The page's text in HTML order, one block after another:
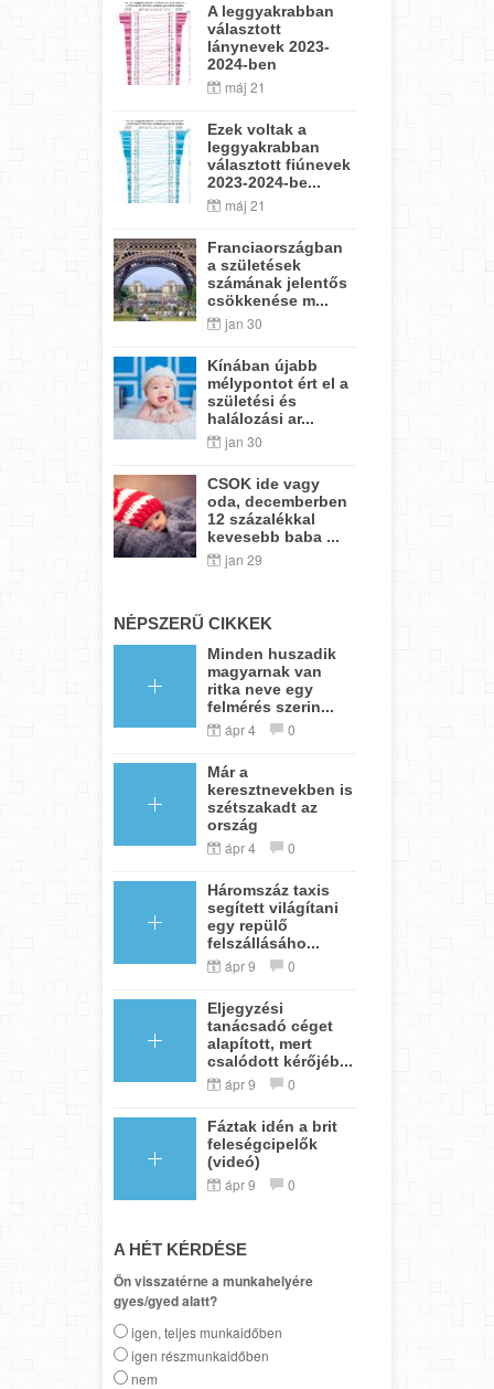
A leggyakrabban
választott
lánynevek 2023-
2024-ben
máj 21
Ezek voltak a
leggyakrabban
választott fiúnevek
2023-2024-be...
máj 21
Franciaországban
a születések
számának jelentős
csökkenése m...
jan 30
Kínában újabb
mélypontot ért el a
születési és
halálozási ar...
jan 30
CSOK ide vagy
oda, decemberben
12 százalékkal
kevesebb baba ...
jan 29
NÉPSZERŰ CIKKEK
Minden huszadik
magyarnak van
ritka neve egy
felmérés szerin...
ápr 4 0
Már a
keresztnevekben is
szétszakadt az
ország
ápr 4 0
Háromszáz taxis
segített világítani
egy repülő
felszállásáho...
ápr 9 0
Eljegyzési
tanácsadó céget
alapított, mert
csalódott kérőjéb...
ápr 9 0
Fáztak idén a brit
feleségcipelők
(videó)
ápr 9 0
A HÉT KÉRDÉSE
Ön visszatérne a munkahelyére
gyes/gyed alatt?
igen, teljes munkaidőben
igen részmunkaidőben
nem